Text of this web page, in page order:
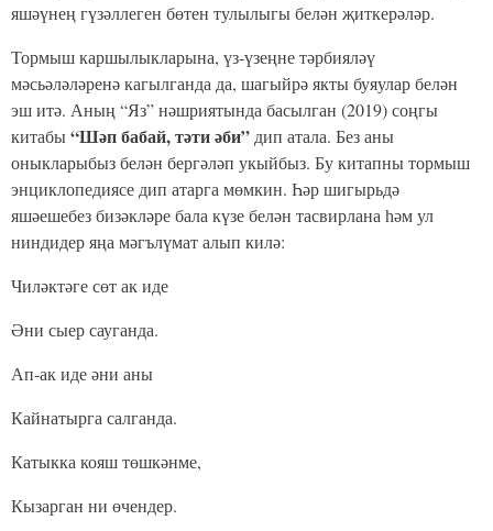
яшәүнең гүзәллеген бөтен тулылыгы белән җиткерәләр.
Тормыш каршылыкларына, үз-үзеңне тәрбияләү
мәсьәләләренә кагылганда да, шагыйрә якты буяулар белән
эш итә. Аның “Яз” нәшриятында басылган (2019) соңгы
китабы“Шәп бабай, тәти әби”дип атала. Без аны
оныкларыбыз белән бергәләп укыйбыз. Бу китапны тормыш
энциклопедиясе дип атарга мөмкин. Һәр шигырьдә
яшәешебез бизәкләре бала күзе белән тасвирлана һәм ул
ниндидер яңа мәгълүмат алып килә:
Чиләктәге сөт ак иде
Әни сыер сауганда.
Ап-ак иде әни аны
Кайнатырга салганда.
Катыкка кояш төшкәнме,
Кызарган ни өчендер.